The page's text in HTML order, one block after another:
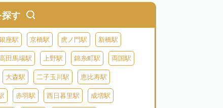
す
座駅 京橋駅 虎ノ門駅 新橋駅
田馬場駅 上野駅 錦糸町駅 両国駅
大森駅 二子玉川駅 恵比寿駅
赤羽駅 西日暮里駅 成増駅